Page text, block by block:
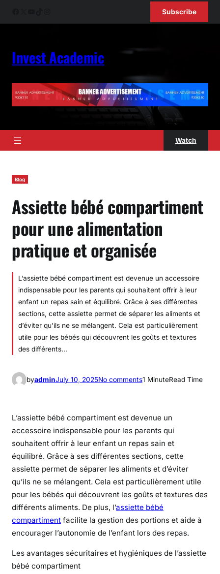
Subscribe
Invest Academic
Watch
Blog
Assiette bébé compartiment
pour une alimentation
pratique et organisée
L’assiette bébé compartiment est devenue un accessoire
indispensable pour les parents qui souhaitent offrir à leur
enfant un repas sain et équilibré. Grâce à ses différentes
sections, cette assiette permet de séparer les aliments et
d’éviter qu’ils ne se mélangent. Cela est particulièrement
utile pour les bébés qui découvrent les goûts et textures
des différents…
byadminJuly 10, 2025No commentso
s
t
t
e
b
é
b
é
o
1 MinuteRead Time
L’assiette bébé compartiment est devenue un
accessoire indispensable pour les parents qui
souhaitent offrir à leur enfant un repas sain et
équilibré. Grâce à ses différentes sections, cette
assiette permet de séparer les aliments et d’éviter
qu’ils ne se mélangent. Cela est particulièrement utile
pour les bébés qui découvrent les goûts et textures des
différents aliments. De plus, l’assiette bébé
compartiment facilite la gestion des portions et aide à
encourager l’autonomie de l’enfant lors des repas.
Les avantages sécuritaires et hygiéniques de l’assiette
bébé compartiment